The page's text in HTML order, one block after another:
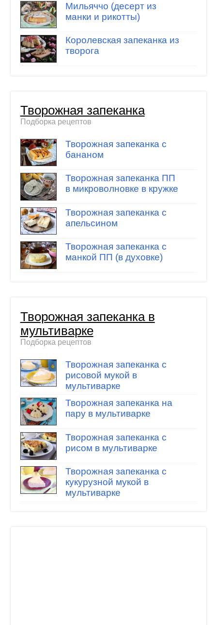
Мильяччо (десерт из
манки и рикотты)
Королевская запеканка из
творога
Творожная запеканка
Подборка рецептов
Творожная запеканка с
бананом
Творожная запеканка ПП
в микроволновке в кружке
Творожная запеканка с
апельсином
Творожная запеканка с
манкой ПП (в духовке)
Творожная запеканка в
мультиварке
Подборка рецептов
Творожная запеканка с
рисовой мукой в
мультиварке
Творожная запеканка на
пару в мультиварке
Творожная запеканка с
рисом в мультиварке
Творожная запеканка с
кукурузной мукой в
мультиварке